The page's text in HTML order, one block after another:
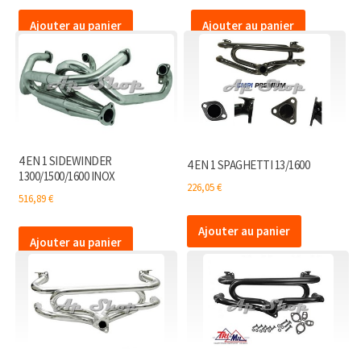
Ajouter au panier Ajouter au panier
4 EN 1 SIDEWINDER
1300/1500/1600 INOX
516,89€
Ajouter au panier
4 EN 1 SPAGHETTI 13/1600
226,05€
Ajouter au panier